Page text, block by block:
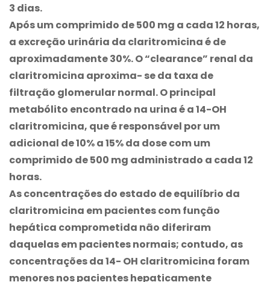
3 dias.
Após um comprimido de 500 mg a cada 12 horas,
a excreção urinária da claritromicina é de
aproximadamente 30%. O “clearance” renal da
claritromicina aproxima- se da taxa de
filtração glomerular normal. O principal
metabólito encontrado na urina é a 14-OH
claritromicina, que é responsável por um
adicional de 10% a 15% da dose com um
comprimido de 500 mg administrado a cada 12
horas.
As concentrações do estado de equilíbrio da
claritromicina em pacientes com função
hepática comprometida não diferiram
daquelas em pacientes normais; contudo, as
concentrações da 14- OH claritromicina foram
menores nos pacientes hepaticamente